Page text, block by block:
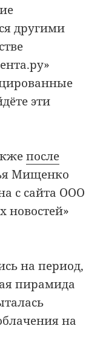
другими
эти
после
Мищенко
с сайта ООО
новостей»
на период,
пирамида
на